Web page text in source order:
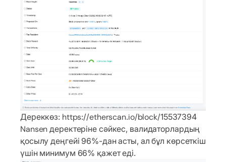
Дереккөз: https://etherscan.io/block/15537394
Nansen деректеріне сәйкес, валидаторлардың
қосылу деңгейі 96%-дан асты, ал бұл көрсеткіш
үшін минимум 66% қажет еді.